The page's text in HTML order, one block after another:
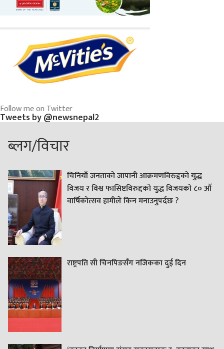
Follow me on Twitter
Tweets by @newsnepal2
ब्लग/विचार
चिनियाँ जनताको जापानी आक्रमणविरुद्दको युद्ध
विजय र विश्व फासिष्टविरुद्दको युद्ध विजयको ८० औं
वार्षिकोत्सव हामीले किन मनाउनुपर्दछ ?
राष्ट्रपति सी चिनपिङसँग नजिकका दुई दिन